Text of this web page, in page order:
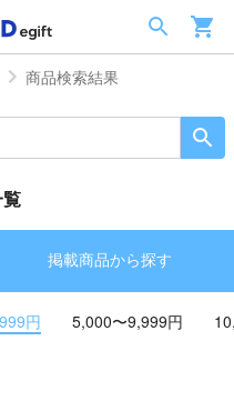
商品検索結果
掲載商品から探す
円 5,000〜9,999円